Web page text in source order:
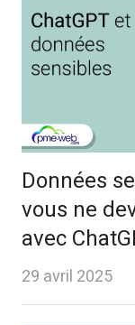
Données
vous ne
avec
29 avril 2025